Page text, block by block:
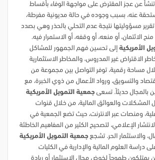
تنشأ عن عجز المقترض على مواجهة الوفاء بأقساط
عنه، بسبب وجوده في حالة مديونية مفرطة،
تقرير مسؤوليتها نتيجة عدم التحلي بالحذر وهي بصدد
الائتمان، أو منعه، أو وقفه، أو الاستمرار فيه.
الأمريكية إلى تحسين فهم الجمهور للمشاكل
الاقتراض غير المدروس، والمخاطر الاستثمارية
مساحة رقمية، توفر التواصل بين مجموعة من
والتسويق، ورواد الأعمال من ذوي الخبرة، مع
بالمجال حديثاً. تسعى جمعية التمويل الأمريكية
المشكلات والعوائق المالية، من خلال قنوات
ومنصات عبر الانترنت، حيث تضع الجمعية في
الإعلامي، لتصحيح الكثير من المفاهيم الخاطئة
والاستثمار الحر. تشجع جمعية التمويل الأمريكية
دراسة العلوم المالية والإدارية في الكليات
يمتلكون طموحاً لخوض مجال الاستثمار أو ريادة